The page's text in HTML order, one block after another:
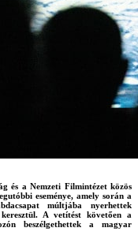
és a Nemzeti Filmintézet közös
eseménye, amely során a
múltjába nyerhettek
A vetítést követően a
beszélgethettek a magyar